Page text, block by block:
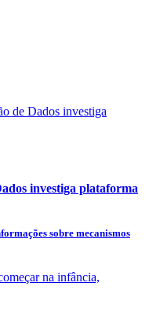
investiga plataforma
sobre mecanismos